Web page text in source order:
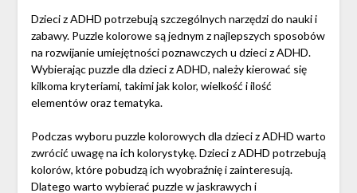
Dzieci z ADHD potrzebują szczególnych narzędzi do nauki i
zabawy. Puzzle kolorowe są jednym z najlepszych sposobów
na rozwijanie umiejętności poznawczych u dzieci z ADHD.
Wybierając puzzle dla dzieci z ADHD, należy kierować się
kilkoma kryteriami, takimi jak kolor, wielkość i ilość
elementów oraz tematyka.
Podczas wyboru puzzle kolorowych dla dzieci z ADHD warto
zwrócić uwagę na ich kolorystykę. Dzieci z ADHD potrzebują
kolorów, które pobudzą ich wyobraźnię i zainteresują.
Dlatego warto wybierać puzzle w jaskrawych i